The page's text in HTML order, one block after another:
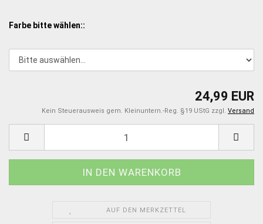
Farbe bitte wählen::
24,99 EUR
Kein Steuerausweis gem. Kleinuntern.-Reg. §19 UStG zzgl. Versand
AUF DEN MERKZETTEL